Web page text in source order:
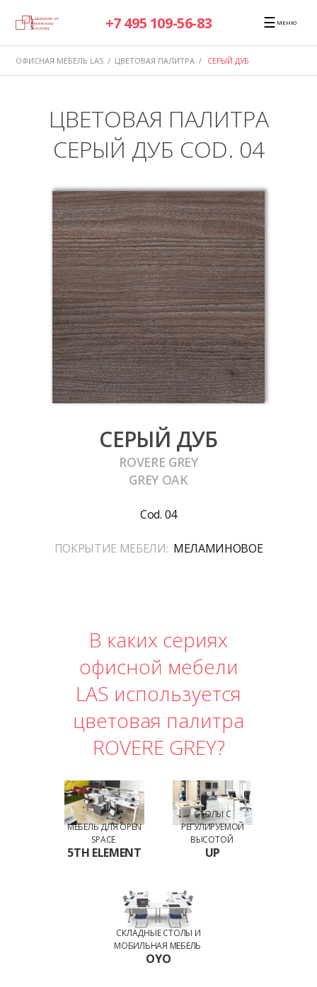
+7 495 109-56-83 ☰ МЕНЮ
ОФИСНАЯ МЕБЕЛЬ LAS / ЦВЕТОВАЯ ПАЛИТРА / СЕРЫЙ ДУБ
ЦВЕТОВАЯ ПАЛИТРА
СЕРЫЙ ДУБ COD. 04
СЕРЫЙ ДУБ
ROVERE GREY
GREY OAK
Cod. 04
ПОКРЫТИЕ МЕБЕЛИ: МЕЛАМИНОВОЕ
В каких сериях
офисной мебели
LAS используется
цветовая палитра
ROVERE GREY?
МЕБЕЛЬ ДЛЯ OPEN
SPACE
5TH ELEMENT
СТОЛЫ С
РЕГУЛИРУЕМОЙ
ВЫСОТОЙ
UP
СКЛАДНЫЕ СТОЛЫ И
МОБИЛЬНАЯ МЕБЕЛЬ
OYO